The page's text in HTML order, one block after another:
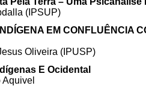
(IPSUP)
EM CONFLUÊNCIA
Oliveira (IPUSP)
E Ocidental